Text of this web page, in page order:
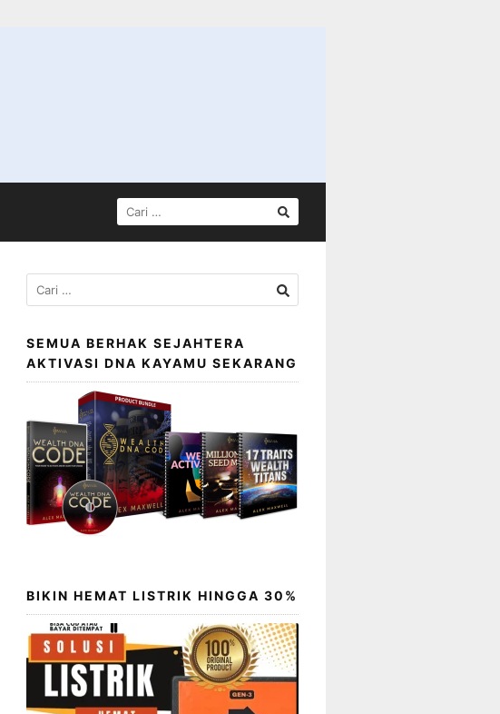
CARI
UNTUK:
Cari
untuk:
SEMUA BERHAK SEJAHTERA
AKTIVASI DNA KAYAMU SEKARANG
BIKIN HEMAT LISTRIK HINGGA 30%